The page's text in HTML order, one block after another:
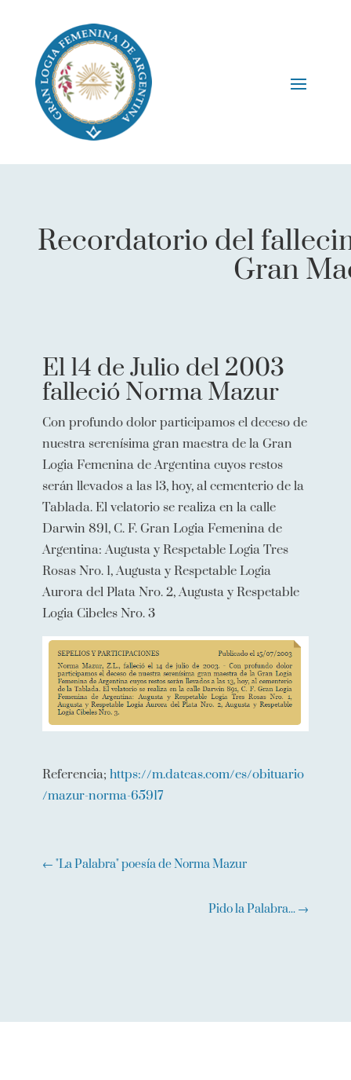
Recordatorio del
Gran
El 14 de Julio del 2003
falleció Norma Mazur
Con profundo dolor participamos el deceso de
nuestra serenísima gran maestra de la Gran
Logia Femenina de Argentina cuyos restos
serán llevados a las 13, hoy, al cementerio de la
Tablada. El velatorio se realiza en la calle
Darwin 891, C. F. Gran Logia Femenina de
Argentina: Augusta y Respetable Logia Tres
Rosas Nro. 1, Augusta y Respetable Logia
Aurora del Plata Nro. 2, Augusta y Respetable
Logia Cibeles Nro. 3
Referencia; https://m.dateas.com/es/obituario
/mazur-norma-65917
← "La Palabra" poesía de Norma Mazur
Pido la Palabra... →